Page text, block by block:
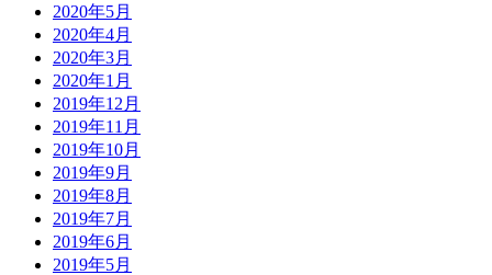
2020年5月
2020年4月
2020年3月
2020年1月
2019年12月
2019年11月
2019年10月
2019年9月
2019年8月
2019年7月
2019年6月
2019年5月